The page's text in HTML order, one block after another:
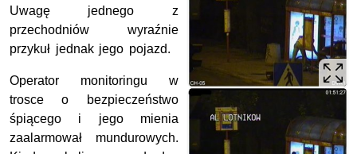
Uwagę jednego z
przechodniów wyraźnie
przykuł jednak jego pojazd.
Operator monitoringu w
trosce o bezpieczeństwo
śpiącego i jego mienia
zaalarmował mundurowych.